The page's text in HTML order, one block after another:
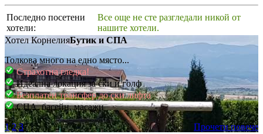
Последно посетени
хотели:
Все още не сте разгледали никой от
нашите хотели.
Хотел КорнелияБутик и СПА
Толкова много на едно място...
Страхотна гледка!
Идеална локация за ски и голф
Безплатен трансфер до ски лифта
СПА, басейн, масажи
Прочети повече
1 2 3